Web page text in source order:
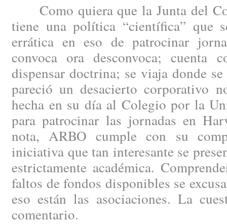
Como quiera que la Junta del
tiene una política “científica” que
errática en eso de patrocinar
convoca ora desconvoca; cuenta
dispensar doctrina; se viaja donde
pareció un desacierto corporativo
hecha en su día al Colegio por la
para patrocinar las jornadas en
nota, ARBO cumple con su
iniciativa que tan interesante se
estrictamente académica.
faltos de fondos disponibles se
eso están las asociaciones. La
comentario.